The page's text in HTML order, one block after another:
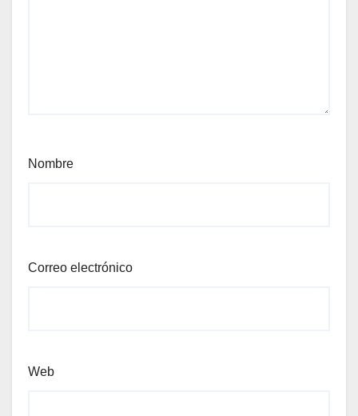
Nombre
Correo electrónico
Web